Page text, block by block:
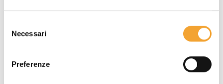
delNecessari
Preferenze
facciamo in Giallonote.
Quando i blocchetti Giallonote
per nuovi clienti o onboarding del